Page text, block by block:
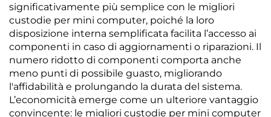
significativamente più semplice con le migliori
custodie per mini computer, poiché la loro
disposizione interna semplificata facilita l’accesso ai
componenti in caso di aggiornamenti o riparazioni. Il
numero ridotto di componenti comporta anche
meno punti di possibile guasto, migliorando
l'affidabilità e prolungando la durata del sistema.
L’economicità emerge come un ulteriore vantaggio
convincente: le migliori custodie per mini computer